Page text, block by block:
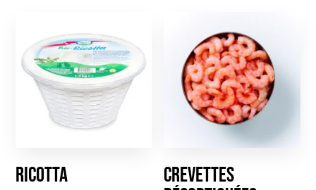
Ricotta
Crevettes